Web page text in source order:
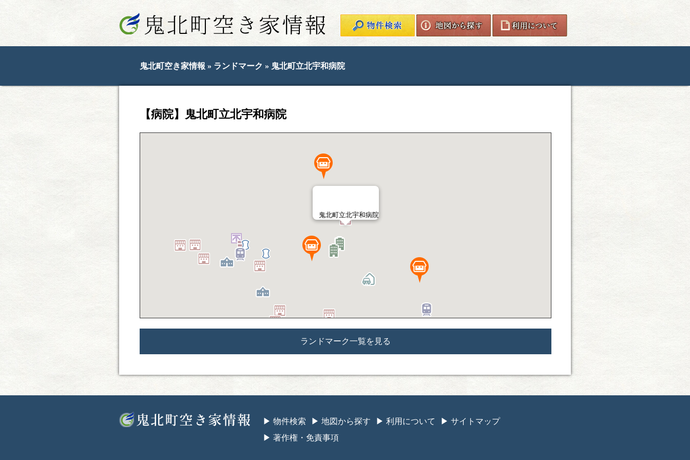
鬼北町空き家情報 » ランドマーク » 鬼北町立北宇和病院
【病院】鬼北町立北宇和病院
鬼北町立北宇和病院
ランドマーク一覧を見る
鬼北町空き家情報
▶︎ 物件検索 ▶︎ 地図から探す ▶︎ 利用について
▶︎ サイトマップ
▶︎ 著作権・免責事項